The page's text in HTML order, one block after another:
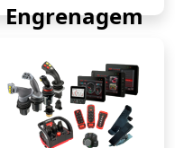
Engrenagem